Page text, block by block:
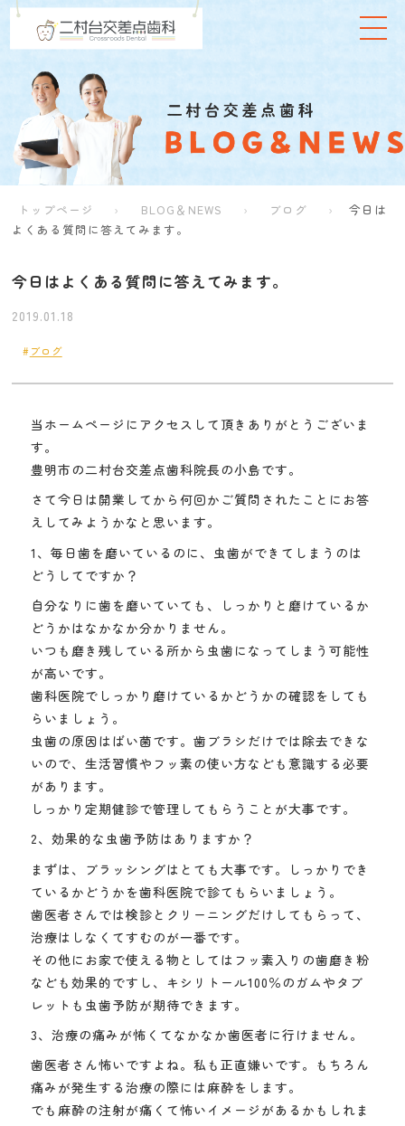
トップページ BLOG＆NEWS ブログ
今日は
よくある質問に答えてみます。
今日はよくある質問に答えてみます。
2019.01.18
ブログ
当ホームページにアクセスして頂きありがとうございま
す。
豊明市の二村台交差点歯科院長の小島です。
さて今日は開業してから何回かご質問されたことにお答
えしてみようかなと思います。
1、毎日歯を磨いているのに、虫歯ができてしまうのは
どうしてですか？
自分なりに歯を磨いていても、しっかりと磨けているか
どうかはなかなか分かりません。
いつも磨き残している所から虫歯になってしまう可能性
が高いです。
歯科医院でしっかり磨けているかどうかの確認をしても
らいましょう。
虫歯の原因はばい菌です。歯ブラシだけでは除去できな
いので、生活習慣やフッ素の使い方なども意識する必要
があります。
しっかり定期健診で管理してもらうことが大事です。
2、効果的な虫歯予防はありますか？
まずは、ブラッシングはとても大事です。しっかりでき
ているかどうかを歯科医院で診てもらいましょう。
歯医者さんでは検診とクリーニングだけしてもらって、
治療はしなくてすむのが一番です。
その他にお家で使える物としてはフッ素入りの歯磨き粉
なども効果的ですし、キシリトール100％のガムやタブ
レットも虫歯予防が期待できます。
3、治療の痛みが怖くてなかなか歯医者に行けません。
歯医者さん怖いですよね。私も正直嫌いです。もちろん
痛みが発生する治療の際には麻酔をします。
でも麻酔の注射が痛くて怖いイメージがあるかもしれま